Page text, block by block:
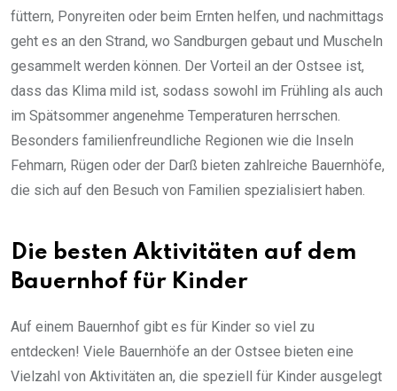
füttern, Ponyreiten oder beim Ernten helfen, und nachmittags
geht es an den Strand, wo Sandburgen gebaut und Muscheln
gesammelt werden können. Der Vorteil an der Ostsee ist,
dass das Klima mild ist, sodass sowohl im Frühling als auch
im Spätsommer angenehme Temperaturen herrschen.
Besonders familienfreundliche Regionen wie die Inseln
Fehmarn, Rügen oder der Darß bieten zahlreiche Bauernhöfe,
die sich auf den Besuch von Familien spezialisiert haben.
Die besten Aktivitäten auf dem
Bauernhof für Kinder
Auf einem Bauernhof gibt es für Kinder so viel zu
entdecken! Viele Bauernhöfe an der Ostsee bieten eine
Vielzahl von Aktivitäten an, die speziell für Kinder ausgelegt